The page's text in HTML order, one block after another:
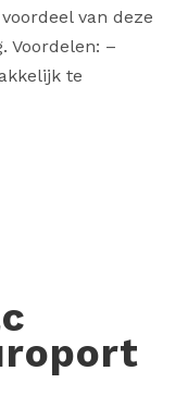
van deze
Voordelen: –
te